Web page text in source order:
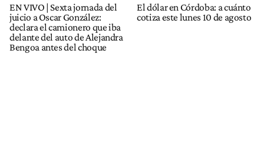
EN VIVO | Sexta jornada del
juicio a Oscar González:
declara el camionero que iba
delante del auto de Alejandra
Bengoa antes del choque
El dólar en Córdoba: a cuánto
cotiza este lunes 10 de agosto